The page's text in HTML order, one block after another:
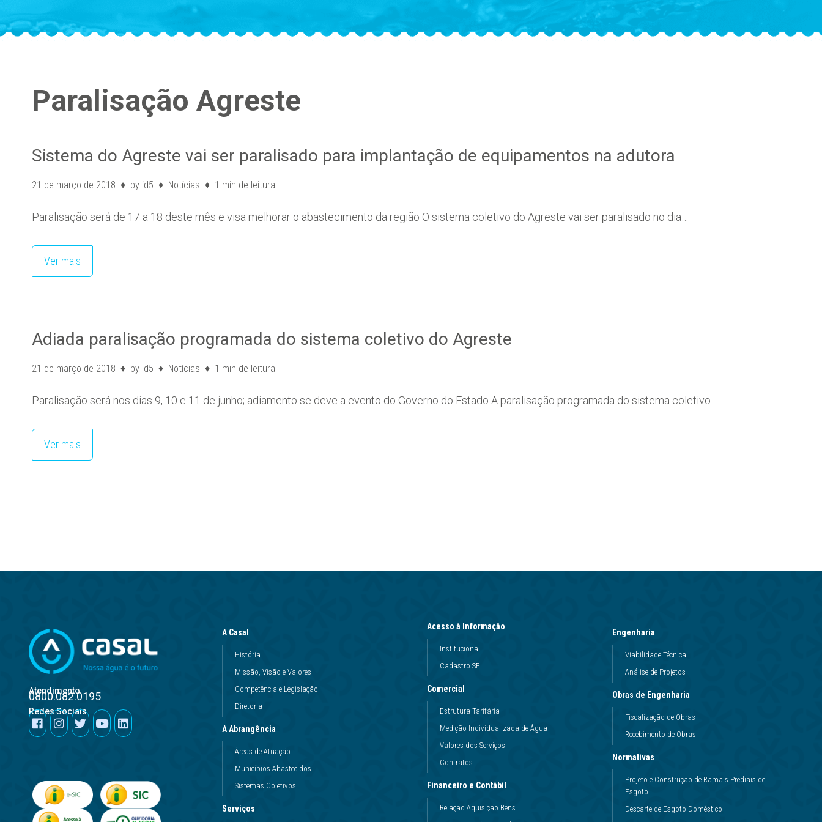
Paralisação Agreste
Sistema do Agreste vai ser paralisado para implantação de equipamentos na adutora
21 de março de 2018 by id5 Notícias 1 min de leitura
Paralisação será de 17 a 18 deste mês e visa melhorar o abastecimento da região O sistema coletivo do Agreste vai ser paralisado no dia…
Ver mais
Adiada paralisação programada do sistema coletivo do Agreste
21 de março de 2018 by id5 Notícias 1 min de leitura
Paralisação será nos dias 9, 10 e 11 de junho; adiamento se deve a evento do Governo do Estado A paralisação programada do sistema coletivo…
Ver mais
Atendimento
0800.082.0195
Redes Sociais
A Casal
História
Missão, Visão e Valores
Competência e Legislação
Diretoria
A Abrangência
Áreas de Atuação
Municípios Abastecidos
Sistemas Coletivos
Serviços
Acesso à Informação
Institucional
Cadastro SEI
Comercial
Estrutura Tarifária
Medição Individualizada de Água
Valores dos Serviços
Contratos
Financeiro e Contábil
Relação Aquisição Bens
Engenharia
Viabilidade Técnica
Análise de Projetos
Obras de Engenharia
Fiscalização de Obras
Recebimento de Obras
Normativas
Projeto e Construção de Ramais Prediais de
Esgoto
Descarte de Esgoto Doméstico